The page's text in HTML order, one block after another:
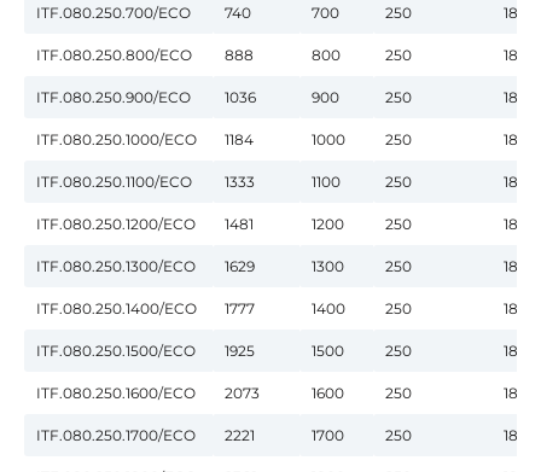
ITF.080.250.700/ECO 740 700 250 180
ITF.080.250.800/ECO 888 800 250 180
ITF.080.250.900/ECO 1036 900 250 180
ITF.080.250.1000/ECO 1184 1000 250 180
ITF.080.250.1100/ECO 1333 1100 250 180
ITF.080.250.1200/ECO 1481 1200 250 180
ITF.080.250.1300/ECO 1629 1300 250 180
ITF.080.250.1400/ECO 1777 1400 250 180
ITF.080.250.1500/ECO 1925 1500 250 180
ITF.080.250.1600/ECO 2073 1600 250 180
ITF.080.250.1700/ECO 2221 1700 250 180